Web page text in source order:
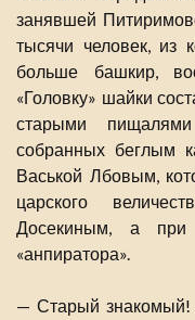
занявшей
тысячи человек, из
больше башкир,
«Головку» шайки
старыми
собранных беглым
Васькой Лбовым,
царского
Досекиным, а
«анпиратора».
— Старый